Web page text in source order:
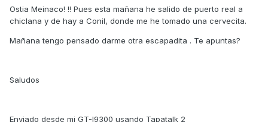
Ostia Meinaco! !! Pues esta mañana he salido de puerto real a
chiclana y de hay a Conil, donde me he tomado una cervecita.
Mañana tengo pensado darme otra escapadita . Te apuntas?
Saludos
Enviado desde mi GT-I9300 usando Tapatalk 2